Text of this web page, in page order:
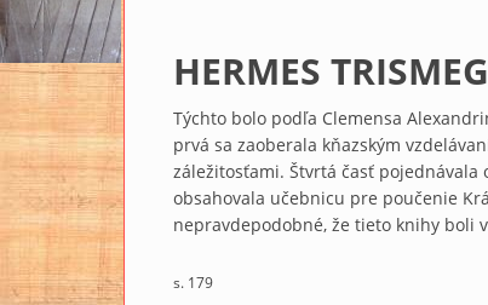
HERMES
Týchto bolo podľa Clemensa
prvá sa zaoberala kňazským
záležitosťami. Štvrtá časť
obsahovala učebnicu pre poučenie
nepravdepodobné, že tieto knihy boli
s. 179